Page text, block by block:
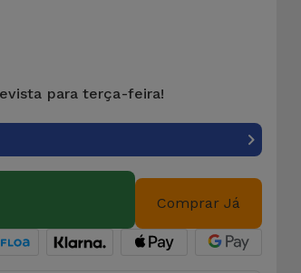
para terça-feira!
Comprar Já